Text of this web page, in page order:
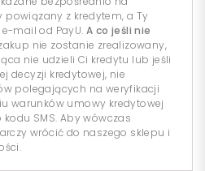
z kredytem, a Ty
mail od PayU. A co jeśli nie
nie zostanie zrealizowany,
nie udzieli Ci kredytu lub jeśli
decyzji kredytowej, nie
polegających na weryfikacji
warunków umowy kredytowej
SMS. Aby wówczas
wrócić do naszego sklepu i